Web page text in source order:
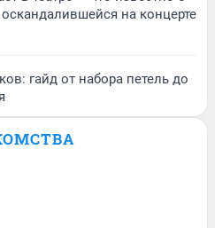
на концерте
гайд от набора петель до